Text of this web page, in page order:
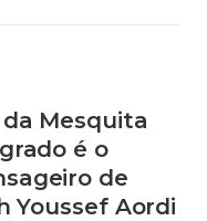
Mesquita
é o
de
Youssef Aordi